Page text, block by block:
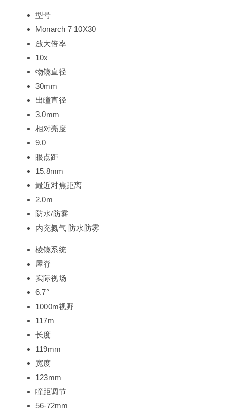
型号
Monarch 7 10X30
放大倍率
10x
物镜直径
30mm
出瞳直径
3.0mm
相对亮度
9.0
眼点距
15.8mm
最近对焦距离
2.0m
防水/防雾
内充氮气 防水防雾
棱镜系统
屋脊
实际视场
6.7°
1000m视野
117m
长度
119mm
宽度
123mm
瞳距调节
56-72mm